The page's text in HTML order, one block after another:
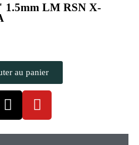
1.5mm LM RSN X-
au panier